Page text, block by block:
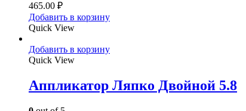
465.00 ₽
Добавить в корзину
Quick View
Добавить в корзину
Quick View
Аппликатор Ляпко Двойной 5.8